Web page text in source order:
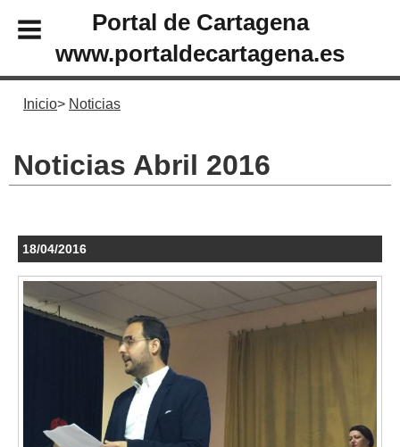
Portal de Cartagena
www.portaldecartagena.es
Inicio Noticias
Noticias Abril 2016
18/04/2016